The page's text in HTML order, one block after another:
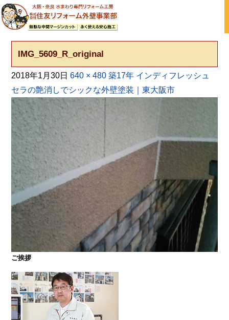
IMG_5609_R_original
2018年1月30日 640 × 480 築17年 インディフレッシュ
セラの艶消しでシックな外壁塗装｜東大阪市
えの方は塗装専門店の株式会社住友リフォーム外壁
事業部へ。【電話：0800-200-5246/受付：8時～20
時土日対応】メール相談・御見積り依頼は24時間受
ご挨拶